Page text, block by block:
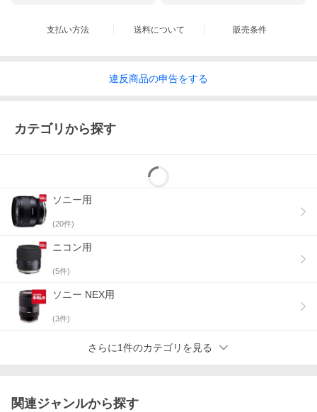
支払い方法 送料について 販売条件
違反商品の申告をする
カテゴリから探す
ソニー用
(20件)
ニコン用
(5件)
ソニー NEX用
(3件)
さらに1件のカテゴリを見る
関連ジャンルから探す